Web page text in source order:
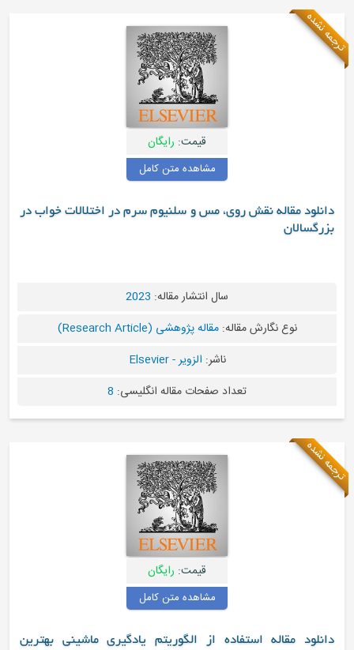
ترجمه نشده
قیمت: رایگان
مشاهده متن کامل
دانلود مقاله نقش روی، مس و سلنیوم سرم در اختلالات خواب در
بزرگسالان
سال انتشار مقاله: 2023
نوع نگارش مقاله:مقاله پژوهشی (Research Article)
ناشر: الزویر - Elsevier
تعداد صفحات مقاله انگلیسی: 8
ترجمه نشده
قیمت: رایگان
مشاهده متن کامل
دانلود مقاله استفاده از الگوریتم یادگیری ماشینی بهترین